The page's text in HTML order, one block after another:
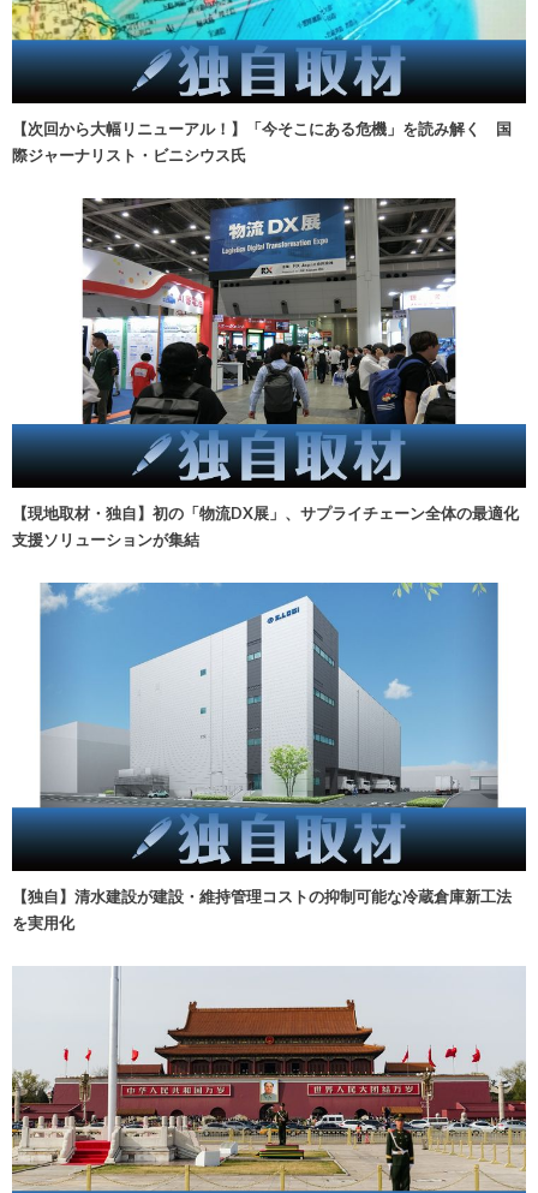
【次回から大幅リニューアル！】「今そこにある危機」を読み解く 国
際ジャーナリスト・ビニシウス氏
【現地取材・独自】初の「物流DX展」、サプライチェーン全体の最適化
支援ソリューションが集結
【独自】清水建設が建設・維持管理コストの抑制可能な冷蔵倉庫新工法
を実用化